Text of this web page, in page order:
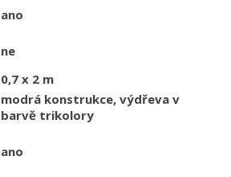
ano
ne
0,7 x 2 m
modrá konstrukce, výdřeva v
barvě trikolory
ano